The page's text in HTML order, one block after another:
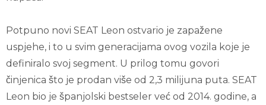
Potpuno novi SEAT Leon ostvario je zapažene
uspjehe, i to u svim generacijama ovog vozila koje je
definiralo svoj segment. U prilog tomu govori
činjenica što je prodan više od 2,3 milijuna puta. SEAT
Leon bio je španjolski bestseler već od 2014. godine, a